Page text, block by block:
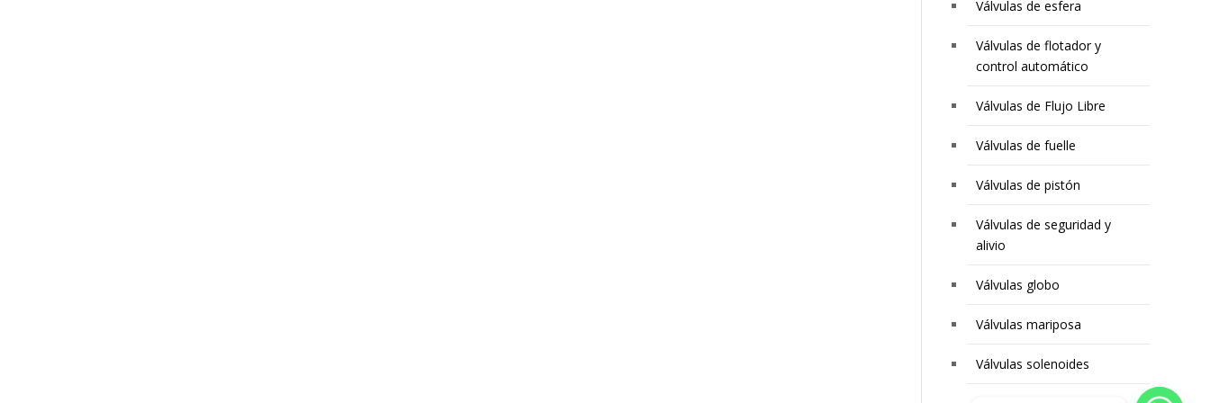
Válvulas de esfera
Válvulas de flotador y
control automático
Válvulas de Flujo Libre
Válvulas de fuelle
Válvulas de pistón
Válvulas de seguridad y
alivio
Válvulas globo
Válvulas mariposa
Válvulas solenoides